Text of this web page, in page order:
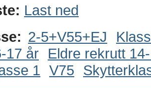
Last ned
2-5+V55+EJ
17 år
Eldre rekrutt
1 V75